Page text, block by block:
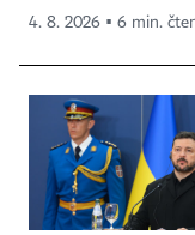
4. 8. 2026 ▪ 6 min.